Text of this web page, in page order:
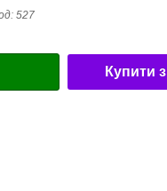
527
Купити з